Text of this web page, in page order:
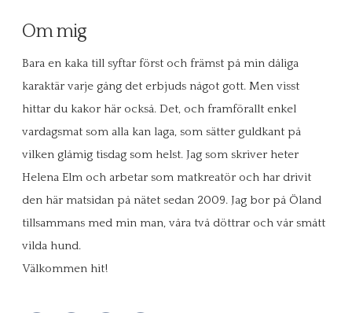
Om mig
Bara en kaka till syftar först och främst på min dåliga
karaktär varje gång det erbjuds något gott. Men visst
hittar du kakor här också. Det, och framförallt enkel
vardagsmat som alla kan laga, som sätter guldkant på
vilken glåmig tisdag som helst. Jag som skriver heter
Helena Elm och arbetar som matkreatör och har drivit
den här matsidan på nätet sedan 2009. Jag bor på Öland
tillsammans med min man, våra två döttrar och vår smått
vilda hund.
Välkommen hit!